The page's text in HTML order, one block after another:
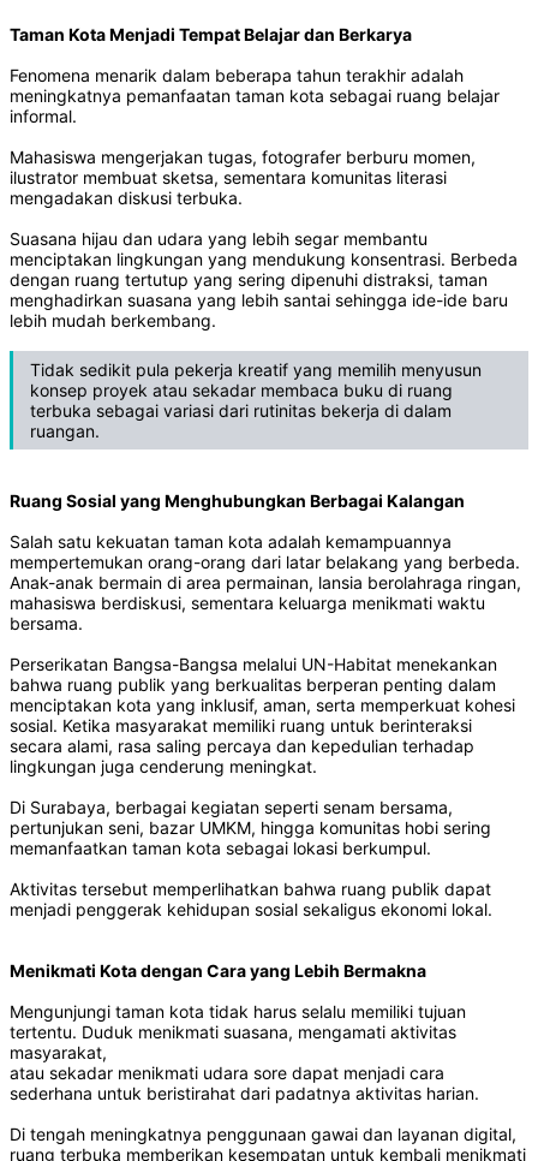
Taman Kota Menjadi Tempat Belajar dan Berkarya
Fenomena menarik dalam beberapa tahun terakhir adalah
meningkatnya pemanfaatan taman kota sebagai ruang belajar
informal.
Mahasiswa mengerjakan tugas, fotografer berburu momen,
ilustrator membuat sketsa, sementara komunitas literasi
mengadakan diskusi terbuka.
Suasana hijau dan udara yang lebih segar membantu
menciptakan lingkungan yang mendukung konsentrasi. Berbeda
dengan ruang tertutup yang sering dipenuhi distraksi, taman
menghadirkan suasana yang lebih santai sehingga ide-ide baru
lebih mudah berkembang.
Tidak sedikit pula pekerja kreatif yang memilih menyusun
konsep proyek atau sekadar membaca buku di ruang
terbuka sebagai variasi dari rutinitas bekerja di dalam
ruangan.
Ruang Sosial yang Menghubungkan Berbagai Kalangan
Salah satu kekuatan taman kota adalah kemampuannya
mempertemukan orang-orang dari latar belakang yang berbeda.
Anak-anak bermain di area permainan, lansia berolahraga ringan,
mahasiswa berdiskusi, sementara keluarga menikmati waktu
bersama.
Perserikatan Bangsa-Bangsa melalui UN-Habitat menekankan
bahwa ruang publik yang berkualitas berperan penting dalam
menciptakan kota yang inklusif, aman, serta memperkuat kohesi
sosial. Ketika masyarakat memiliki ruang untuk berinteraksi
secara alami, rasa saling percaya dan kepedulian terhadap
lingkungan juga cenderung meningkat.
Di Surabaya, berbagai kegiatan seperti senam bersama,
pertunjukan seni, bazar UMKM, hingga komunitas hobi sering
memanfaatkan taman kota sebagai lokasi berkumpul.
Aktivitas tersebut memperlihatkan bahwa ruang publik dapat
menjadi penggerak kehidupan sosial sekaligus ekonomi lokal.
Menikmati Kota dengan Cara yang Lebih Bermakna
Mengunjungi taman kota tidak harus selalu memiliki tujuan
tertentu. Duduk menikmati suasana, mengamati aktivitas
masyarakat,
atau sekadar menikmati udara sore dapat menjadi cara
sederhana untuk beristirahat dari padatnya aktivitas harian.
Di tengah meningkatnya penggunaan gawai dan layanan digital,
ruang terbuka memberikan kesempatan untuk kembali menikmati